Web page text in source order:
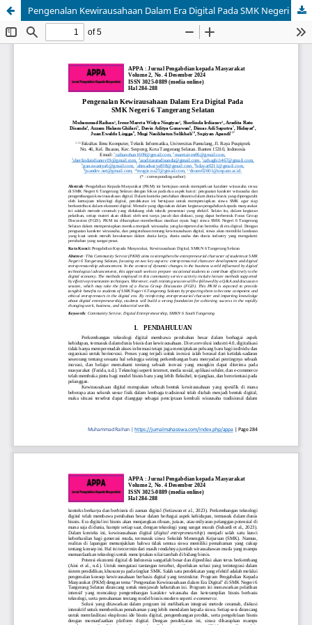
Pengenalan Kewirausahaan Dalam Era Digital Pada SMK Negeri 6 Tangerang Selatan